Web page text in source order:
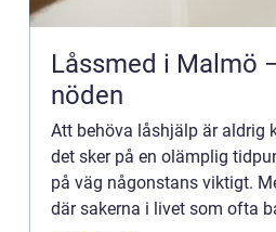
Låssmed i Malmö
nöden
Att behöva låshjälp är aldrig
det sker på en olämplig
på väg någonstans viktigt.
där sakerna i livet som ofta